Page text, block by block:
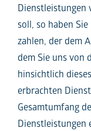
Dienstleistungen
soll, so haben
zahlen, der dem
dem Sie uns von
hinsichtlich
erbrachten
Gesamtumfang
Dienstleistungen